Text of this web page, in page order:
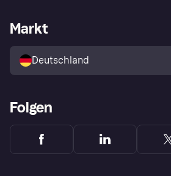
Klarna App
Shops entdecken
Käuferschutzrichtlinie
Dein
Händlerportal
Markt
Deutschland
Folgen